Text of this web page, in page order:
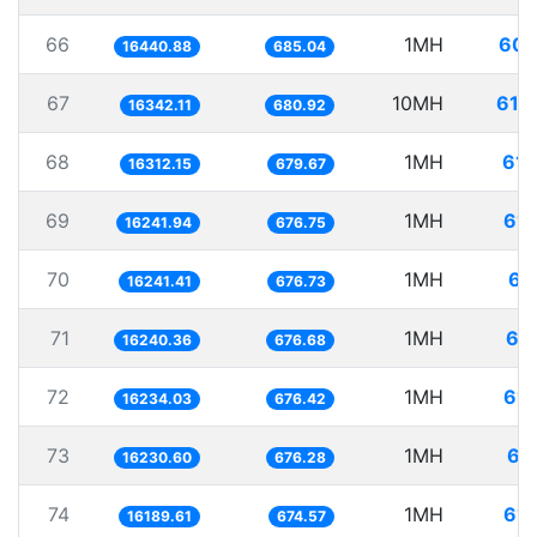
66 16440.88 685.04 1MH
67 16342.11 680.92 10MH
68 16312.15 679.67 1MH
69 16241.94 676.75 1MH
70 16241.41 676.73 1MH
71 16240.36 676.68 1MH
72 16234.03 676.42 1MH
73 16230.60 676.28 1MH
74 16189.61 674.57 1MH